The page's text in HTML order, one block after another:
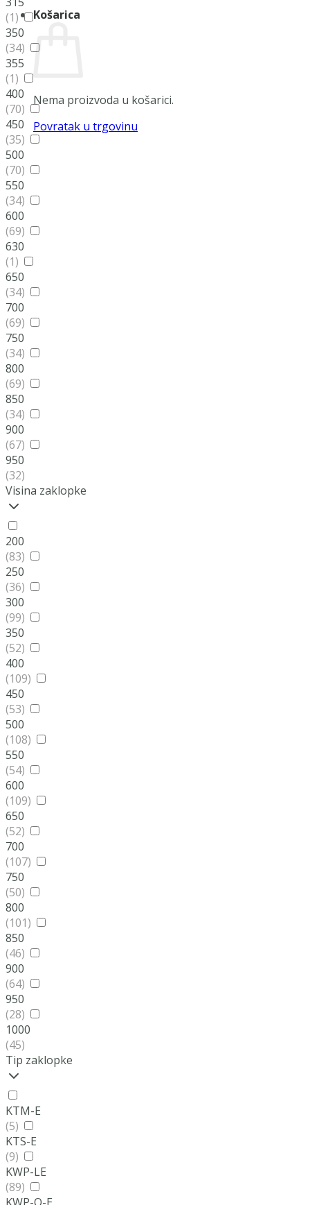
Košarica
Nema proizvoda u košarici.
Povratak u trgovinu
(1)
350
(34)
355
(1)
400
(70)
450
(35)
500
(70)
550
(34)
600
(69)
630
(1)
650
(34)
700
(69)
750
(34)
800
(69)
850
(34)
900
(67)
950
(32)
Visina zaklopke
200
(83)
250
(36)
300
(99)
350
(52)
400
(109)
450
(53)
500
(108)
550
(54)
600
(109)
650
(52)
700
(107)
750
(50)
800
(101)
850
(46)
900
(64)
950
(28)
1000
(45)
Tip zaklopke
KTM-E
(5)
KTS-E
(9)
KWP-LE
(89)